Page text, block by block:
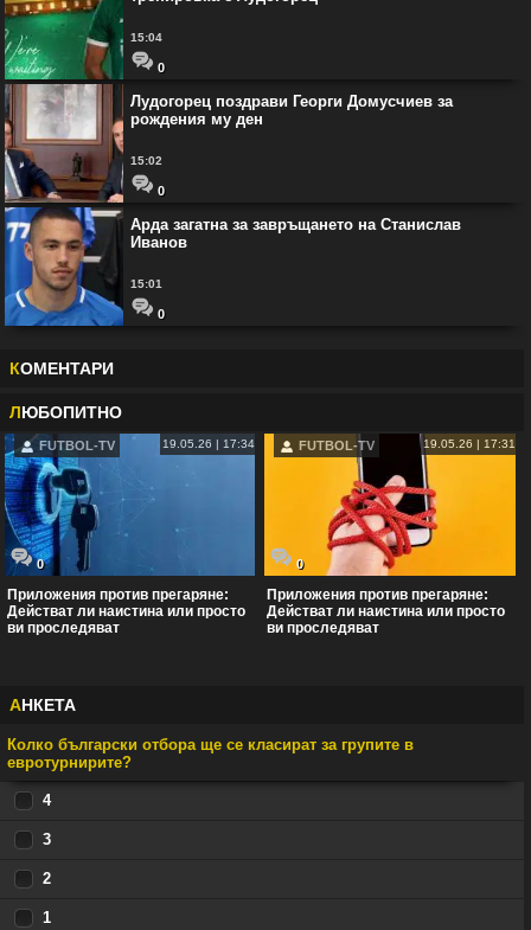
15:04
0
Лудогорец поздрави Георги Домусчиев за
рождения му ден
15:02
0
Арда загатна за завръщането на Станислав
Иванов
15:01
0
КОМЕНТАРИ
ЛЮБОПИТНО
FUTBOL-TV 19.05.26 | 17:34
0
Приложения против прегаряне:
Действат ли наистина или просто
ви проследяват
FUTBOL-TV 19.05.26 | 17:31
0
Приложения против прегаряне:
Действат ли наистина или просто
ви проследяват
АНКЕТА
Колко български отбора ще се класират за групите в
евротурнирите?
4
3
2
1